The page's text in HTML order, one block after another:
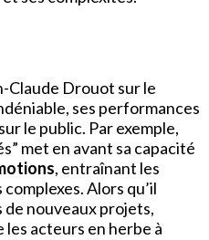
Claude Drouot sur le
ses performances
sur le public. Par exemple,
met en avant sa capacité
, entraînant les
Alors qu’il
de nouveaux projets,
acteurs en herbe à